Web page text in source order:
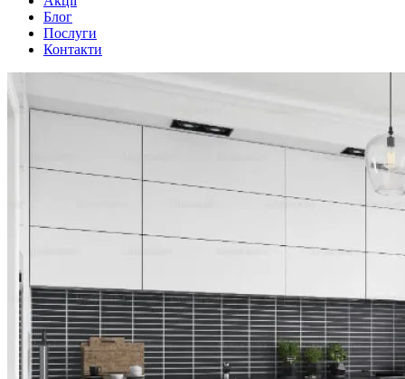
Блог
Послуги
Контакти